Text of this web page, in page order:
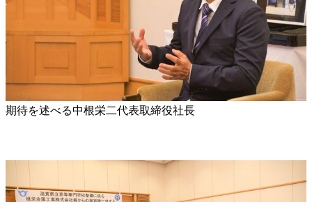
期待を述べる中根栄二代表取締役社長